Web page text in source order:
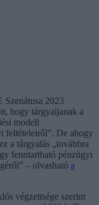
2023
hogy tárgyaljanak a
modell
feltételeiről”. De ahogy
a tárgyalás „továbbra
fenntartható pénzügyi
– olvasható a
végzettsége szerint